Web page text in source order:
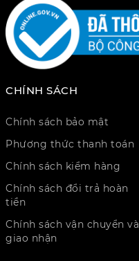
CHÍNH SÁCH
Chính sách bảo mật
Phương thức thanh toán
Chính sách kiểm hàng
Chính sách đổi trả hoàn
tiền
Chính sách vận chuyển và
giao nhận